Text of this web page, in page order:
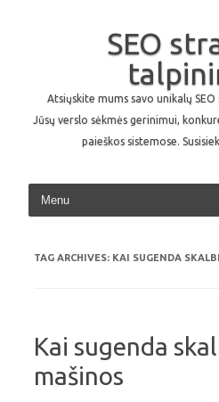
SEO
Atsiųskite mums savo unikalų
Jūsų verslo sėkmės gerinimui,
paieškos sistemose.
TAG ARCHIVES: KAI SUGENDA
Kai sugenda
mašinos